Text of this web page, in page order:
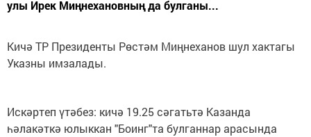
улы Ирек Миңнехановның да булганы...
Кичә ТР Президенты Рөстәм Миңнеханов шул хактагы
Указны имзалады.
Искәртеп үтәбез: кичә 19.25 сәгатьтә Казанда
һәлакәткә юлыккан "Боинг"та булганнар арасында